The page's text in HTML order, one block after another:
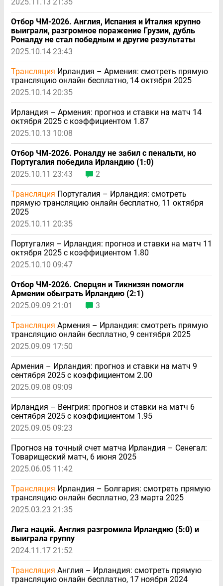
Отбор ЧМ-2026. Англия, Испания и Италия крупно
выиграли, разгромное поражение Грузии, дубль
Роналду не стал победным и другие результаты
2025.10.14 23:43
Трансляция Ирландия – Армения: смотреть прямую
трансляцию онлайн бесплатно, 14 октября 2025
2025.10.14 20:35
Ирландия – Армения: прогноз и ставки на матч 14
октября 2025 с коэффициентом 1.87
2025.10.13 10:08
Отбор ЧМ-2026. Роналду не забил с пенальти, но
Португалия победила Ирландию (1:0)
2025.10.11 23:43
2
Трансляция Португалия – Ирландия: смотреть
прямую трансляцию онлайн бесплатно, 11 октября
2025
2025.10.11 20:35
Португалия – Ирландия: прогноз и ставки на матч 11
октября 2025 с коэффициентом 1.80
2025.10.10 09:47
Отбор ЧМ-2026. Сперцян и Тикнизян помогли
Армении обыграть Ирландию (2:1)
2025.09.09 21:01
3
Трансляция Армения – Ирландия: смотреть прямую
трансляцию онлайн бесплатно, 9 сентября 2025
2025.09.09 17:50
Армения – Ирландия: прогноз и ставки на матч 9
сентября 2025 с коэффициентом 2.00
2025.09.08 09:09
Ирландия – Венгрия: прогноз и ставки на матч 6
сентября 2025 с коэффициентом 1.95
2025.09.05 09:23
Прогноз на точный счeт матча Ирландия – Сенегал:
Товарищеский матч, 6 июня 2025
2025.06.05 11:42
Трансляция Ирландия – Болгария: смотреть прямую
трансляцию онлайн бесплатно, 23 марта 2025
2025.03.23 21:35
Лига наций. Англия разгромила Ирландию (5:0) и
выиграла группу
2024.11.17 21:52
Трансляция Англия – Ирландия: смотреть прямую
трансляцию онлайн бесплатно, 17 ноября 2024